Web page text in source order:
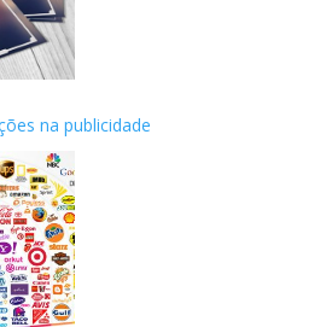
na publicidade